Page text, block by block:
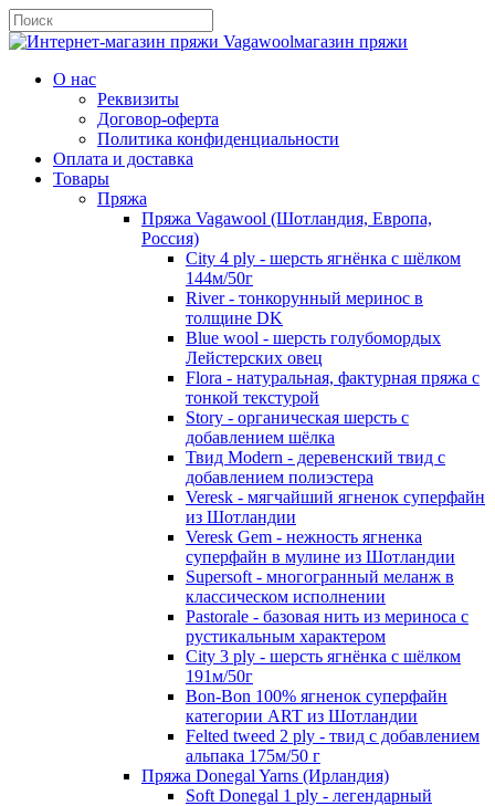
магазин пряжи
О нас
Реквизиты
Договор-оферта
Политика конфиденциальности
Оплата и доставка
Товары
Пряжа
Пряжа Vagawool (Шотландия, Европа,
Россия)
City 4 ply - шерсть ягнёнка с шёлком
144м/50г
River - тонкорунный меринос в
толщине DK
Blue wool - шерсть голубомордых
Лейстерских овец
Flora - натуральная, фактурная пряжа с
тонкой текстурой
Story - органическая шерсть с
добавлением шёлка
Твид Modern - деревенский твид с
добавлением полиэстера
Veresk - мягчайший ягненок суперфайн
из Шотландии
Veresk Gem - нежность ягненка
суперфайн в мулине из Шотландии
Supersoft - многогранный меланж в
классическом исполнении
Pastorale - базовая нить из мериноса с
рустикальным характером
City 3 ply - шерсть ягнёнка с шёлком
191м/50г
Bon-Bon 100% ягненок суперфайн
категории ART из Шотландии
Felted tweed 2 ply - твид с добавлением
альпака 175м/50 г
Пряжа Donegal Yarns (Ирландия)
Soft Donegal 1 ply - легендарный